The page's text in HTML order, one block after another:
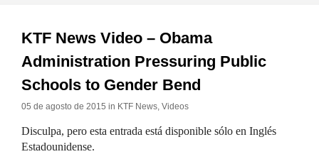
KTF News Video – Obama
Administration Pressuring Public
Schools to Gender Bend
05 de agosto de 2015 in KTF News, Videos
Disculpa, pero esta entrada está disponible sólo en Inglés
Estadounidense.